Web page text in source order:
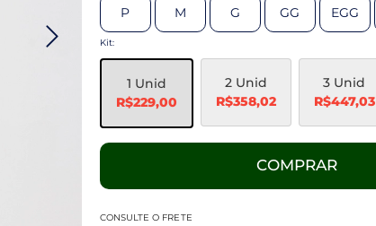
P M G GG EGG
Kit:
1 Unid
R$229,00
2 Unid
R$358,02
3 Unid
R$447,03
COMPRAR
CONSULTE O FRETE